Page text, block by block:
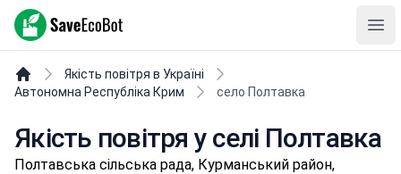
SaveEcoBot
Якість повітря в Україні
Автономна Республіка Крим
село Полтавка
Якість повітря у селі Полтавка
Полтавська сільська рада, Курманський район,